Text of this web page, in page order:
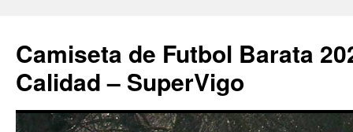
Camiseta de Futbol Barata
Calidad – SuperVigo